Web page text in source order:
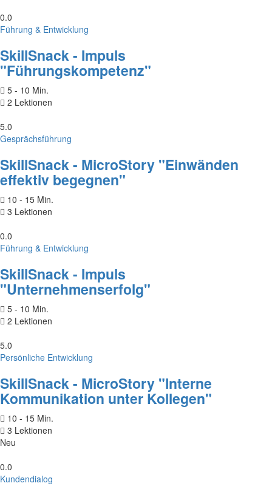
0.0
Führung & Entwicklung
SkillSnack - Impuls
"Führungskompetenz"
5 - 10 Min.
2 Lektionen
5.0
Gesprächsführung
SkillSnack - MicroStory "Einwänden
effektiv begegnen"
10 - 15 Min.
3 Lektionen
0.0
Führung & Entwicklung
SkillSnack - Impuls
"Unternehmenserfolg"
5 - 10 Min.
2 Lektionen
5.0
Persönliche Entwicklung
SkillSnack - MicroStory "Interne
Kommunikation unter Kollegen"
10 - 15 Min.
3 Lektionen
Neu
0.0
Kundendialog